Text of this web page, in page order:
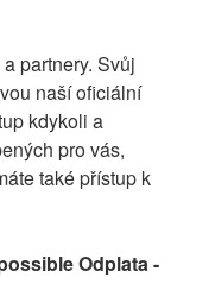
partnery. Svůj
naší oficiální
kdykoli a
pro vás,
také přístup k
Odplata -